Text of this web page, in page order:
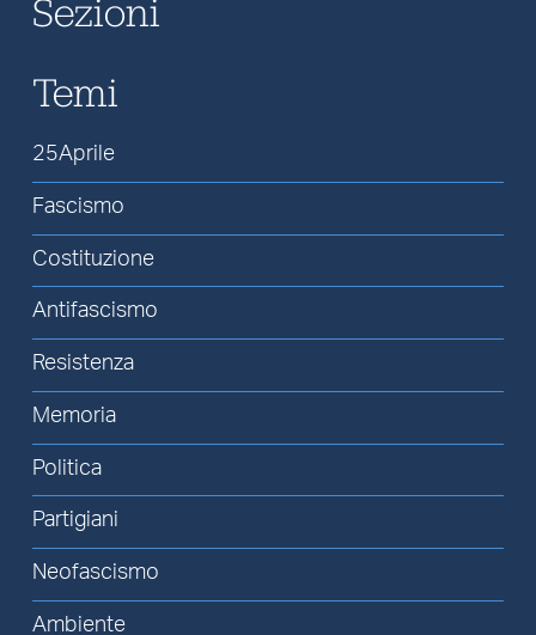
Sezioni
Temi
25Aprile
Fascismo
Costituzione
Antifascismo
Resistenza
Memoria
Politica
Partigiani
Neofascismo
Ambiente